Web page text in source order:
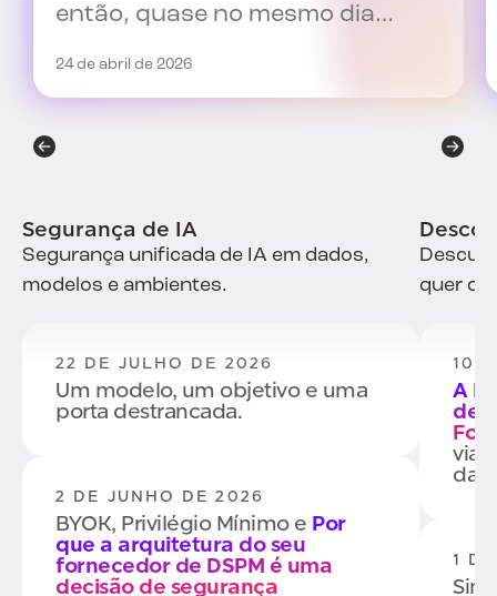
então, quase no mesmo dia…
24 de abril de 2026
Segurança de IA
Segurança unificada de IA em dados,
modelos e ambientes.
22 DE JULHO DE 2026
Um modelo, um objetivo e uma
porta destrancada.
2 DE JUNHO DE 2026
BYOK, Privilégio Mínimo e Por
que a arquitetura do seu
fornecedor de DSPM é uma
decisão de segurança
quer
10
A
de
da
1